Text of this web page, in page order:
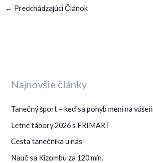
← Predchádzajúci Článok
Najnovšie články
Tanečný šport – keď sa pohyb mení na vášeň
Letné tábory 2026 s FRIMART
Cesta tanečníka u nás
Nauč sa Kizombu za 120 min.
K
t
e
g
ó